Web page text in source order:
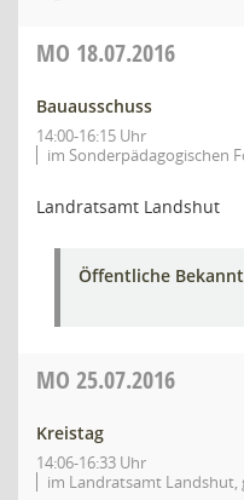
MO 18.07.2016
Bauausschuss
14:00-16:15 Uhr
im Sonderpädagogischen
Landratsamt Landshut
Öffentliche
MO 25.07.2016
Kreistag
14:06-16:33 Uhr
im Landratsamt Landshut,